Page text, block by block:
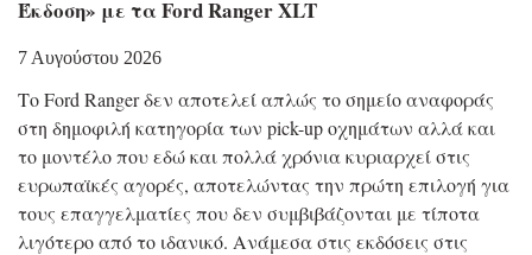
Έκδοση» με τα Ford Ranger XLT
7 Αυγούστου 2026
Το Ford Ranger δεν αποτελεί απλώς το σημείο αναφοράς
στη δημοφιλή κατηγορία των pick-up οχημάτων αλλά και
το μοντέλο που εδώ και πολλά χρόνια κυριαρχεί στις
ευρωπαϊκές αγορές, αποτελώντας την πρώτη επιλογή για
τους επαγγελματίες που δεν συμβιβάζονται με τίποτα
λιγότερο από το ιδανικό. Ανάμεσα στις εκδόσεις στις